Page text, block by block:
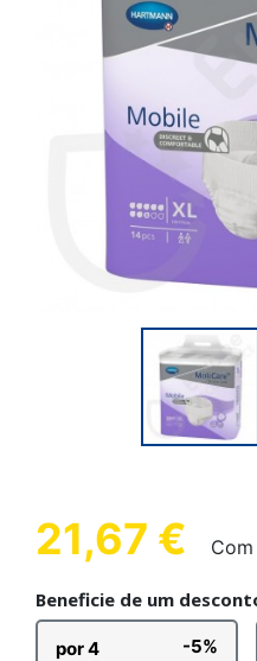
21,67 € Com
Beneficie de um
por 4 -5%